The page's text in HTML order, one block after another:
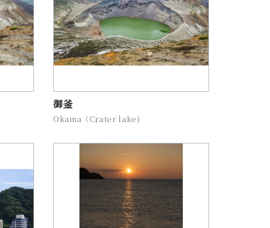
御釜
Okama（Crater lake)